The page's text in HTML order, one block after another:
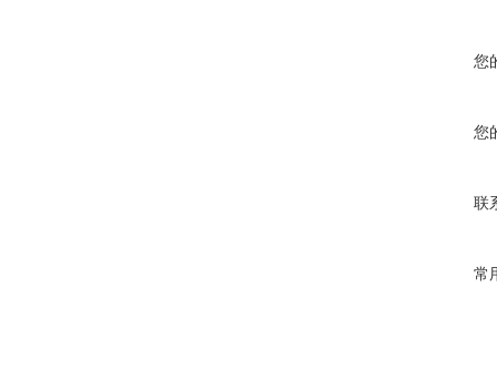
您
您
联
常